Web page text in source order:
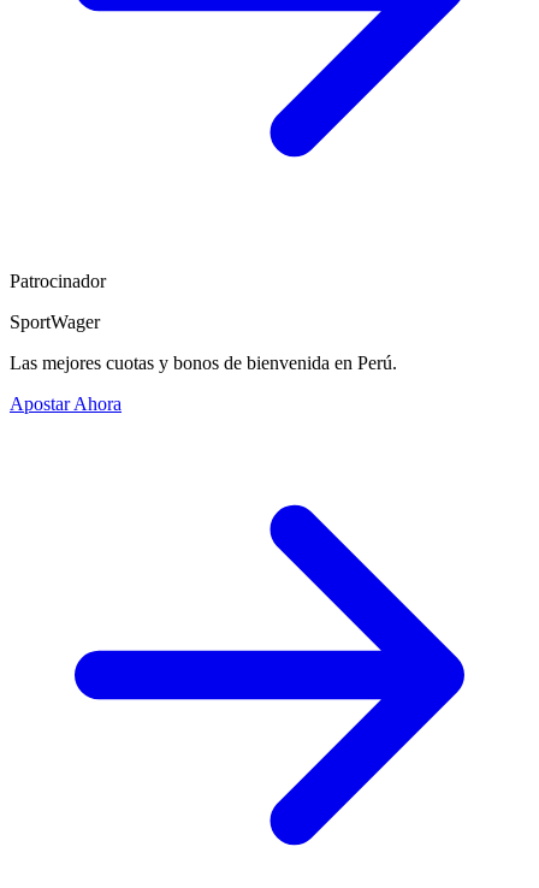
Patrocinador
SportWager
Las mejores cuotas y bonos de bienvenida en Perú.
Apostar Ahora